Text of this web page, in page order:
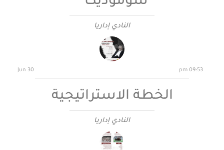
النادي إداريا
الخطة الاستراتيجية
النادي إداريا